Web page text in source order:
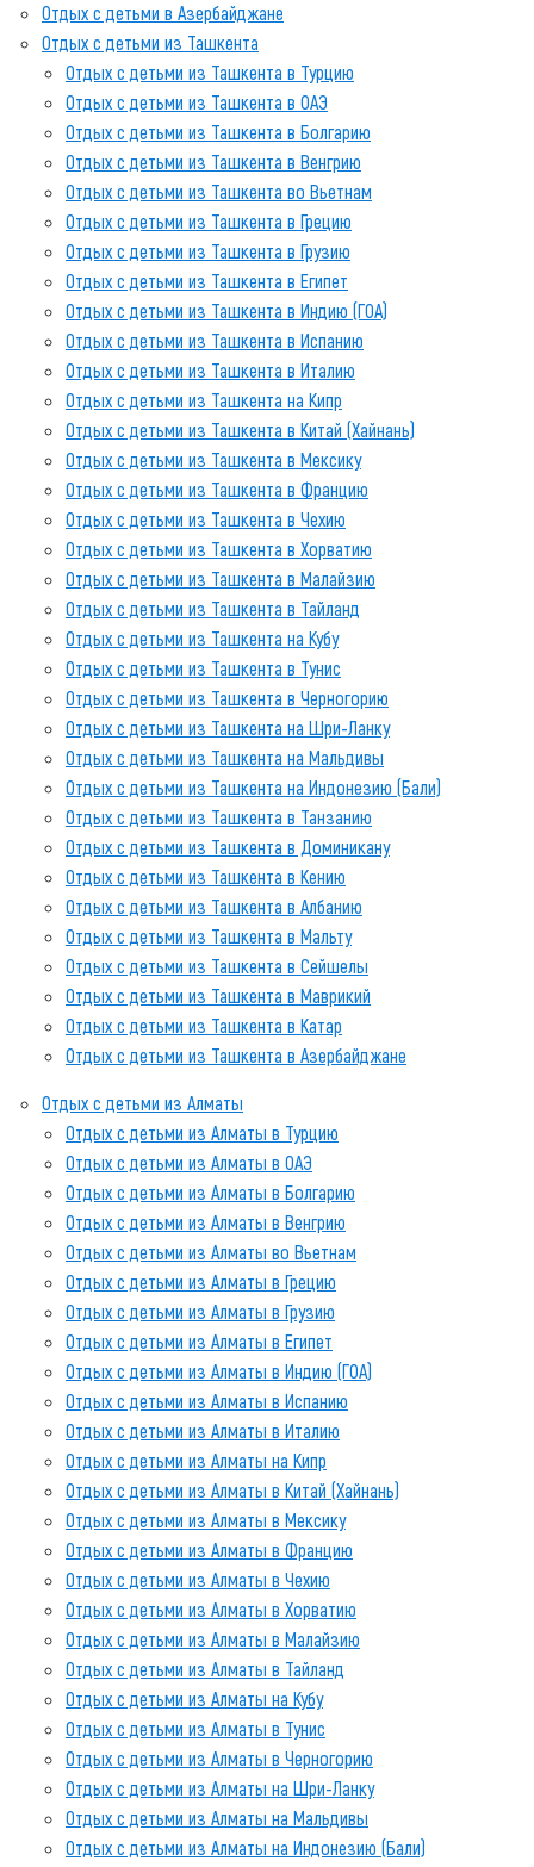
Отдых с детьми в Азербайджане
Отдых с детьми из Ташкента
Отдых с детьми из Ташкента в Турцию
Отдых с детьми из Ташкента в ОАЭ
Отдых с детьми из Ташкента в Болгарию
Отдых с детьми из Ташкента в Венгрию
Отдых с детьми из Ташкента во Вьетнам
Отдых с детьми из Ташкента в Грецию
Отдых с детьми из Ташкента в Грузию
Отдых с детьми из Ташкента в Египет
Отдых с детьми из Ташкента в Индию (ГОА)
Отдых с детьми из Ташкента в Испанию
Отдых с детьми из Ташкента в Италию
Отдых с детьми из Ташкента на Кипр
Отдых с детьми из Ташкента в Китай (Хайнань)
Отдых с детьми из Ташкента в Мексику
Отдых с детьми из Ташкента в Францию
Отдых с детьми из Ташкента в Чехию
Отдых с детьми из Ташкента в Хорватию
Отдых с детьми из Ташкента в Малайзию
Отдых с детьми из Ташкента в Тайланд
Отдых с детьми из Ташкента на Кубу
Отдых с детьми из Ташкента в Тунис
Отдых с детьми из Ташкента в Черногорию
Отдых с детьми из Ташкента на Шри-Ланку
Отдых с детьми из Ташкента на Мальдивы
Отдых с детьми из Ташкента на Индонезию (Бали)
Отдых с детьми из Ташкента в Танзанию
Отдых с детьми из Ташкента в Доминикану
Отдых с детьми из Ташкента в Кению
Отдых с детьми из Ташкента в Албанию
Отдых с детьми из Ташкента в Мальту
Отдых с детьми из Ташкента в Сейшелы
Отдых с детьми из Ташкента в Маврикий
Отдых с детьми из Ташкента в Катар
Отдых с детьми из Ташкента в Азербайджане
Отдых с детьми из Алматы
Отдых с детьми из Алматы в Турцию
Отдых с детьми из Алматы в ОАЭ
Отдых с детьми из Алматы в Болгарию
Отдых с детьми из Алматы в Венгрию
Отдых с детьми из Алматы во Вьетнам
Отдых с детьми из Алматы в Грецию
Отдых с детьми из Алматы в Грузию
Отдых с детьми из Алматы в Египет
Отдых с детьми из Алматы в Индию (ГОА)
Отдых с детьми из Алматы в Испанию
Отдых с детьми из Алматы в Италию
Отдых с детьми из Алматы на Кипр
Отдых с детьми из Алматы в Китай (Хайнань)
Отдых с детьми из Алматы в Мексику
Отдых с детьми из Алматы в Францию
Отдых с детьми из Алматы в Чехию
Отдых с детьми из Алматы в Хорватию
Отдых с детьми из Алматы в Малайзию
Отдых с детьми из Алматы в Тайланд
Отдых с детьми из Алматы на Кубу
Отдых с детьми из Алматы в Тунис
Отдых с детьми из Алматы в Черногорию
Отдых с детьми из Алматы на Шри-Ланку
Отдых с детьми из Алматы на Мальдивы
Отдых с детьми из Алматы на Индонезию (Бали)